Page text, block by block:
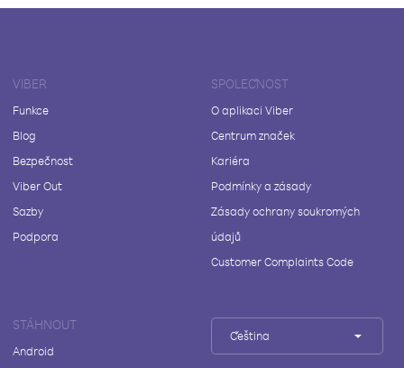
VIBER
Funkce
Blog
Bezpečnost
Viber Out
Sazby
Podpora
SPOLEČNOST
O aplikaci Viber
Centrum značek
Kariéra
Podmínky a zásady
Zásady ochrany soukromých
údajů
Customer Complaints Code
STÁHNOUT
Android
Čeština